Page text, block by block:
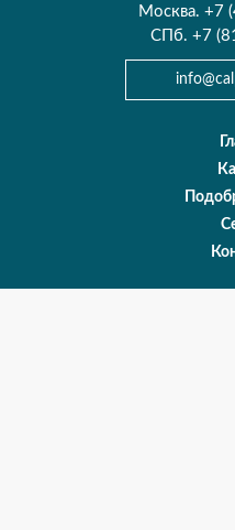
Москва. +7
СПб. +7